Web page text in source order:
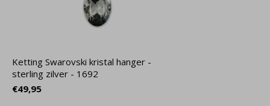
Ketting Swarovski kristal hanger -
sterling zilver - 1692
€49,95